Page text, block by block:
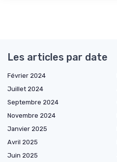
Les articles par date
Février 2024
Juillet 2024
Septembre 2024
Novembre 2024
Janvier 2025
Avril 2025
Juin 2025